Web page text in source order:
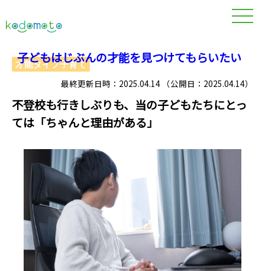
子どもはじぶんの才能を見つけてもらいたい
才能タイプ子育て
最終更新日時：2025.04.14 （公開日：2025.04.14）
不登校も行きしぶりも、当の子どもたちにとっ
ては「ちゃんと理由がある」